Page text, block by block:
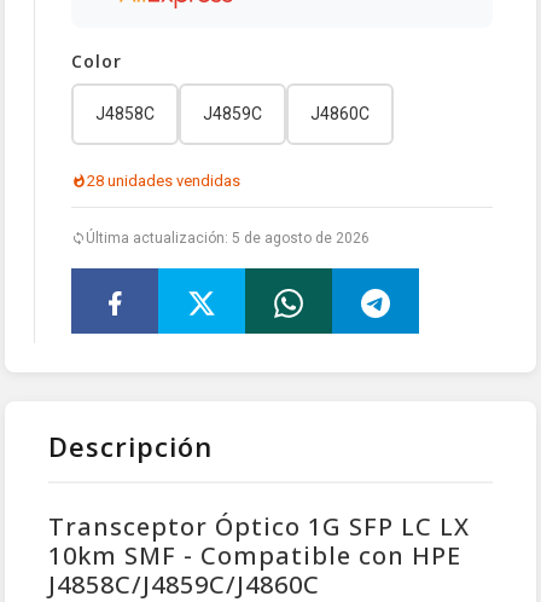
Color
J4858C J4859C J4860C
28 unidades vendidas
Última actualización: 5 de agosto de 2026
Descripción
Transceptor Óptico 1G SFP LC LX
10km SMF - Compatible con HPE
J4858C/J4859C/J4860C